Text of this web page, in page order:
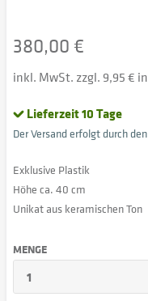
380,00 €
inkl. MwSt. zzgl. 9,95 €
Lieferzeit 10 Tage
Der Versand erfolgt durch
Exklusive Plastik
Höhe ca. 40 cm
Unikat aus keramischen Ton
MENGE